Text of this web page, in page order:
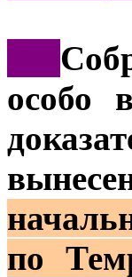
особо
по